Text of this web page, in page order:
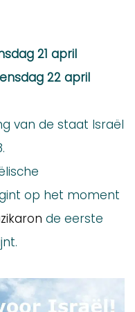
21 april
22 april
van de staat Israël
op het moment
de eerste